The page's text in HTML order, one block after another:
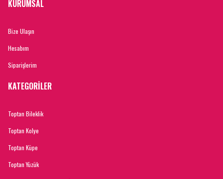
KURUMSAL
Bize Ulaşın
Hesabım
Siparişlerim
KATEGORİLER
Toptan Bileklik
Toptan Kolye
Toptan Küpe
Toptan Yüzük